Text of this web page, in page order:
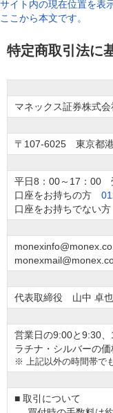
サイト内の現在位置を表
ここから本文です。
特定商取引法に
マネックス証券株式会
〒107-6025 東京都
平日8：00～17：00
口座をお持ちの方
口座をお持ちでない
代表取締役 山中 卓也
営業日の9:00と9:30
ラチナ・シルバーの価
※ 上記以外の時間帯で
■ 取引について